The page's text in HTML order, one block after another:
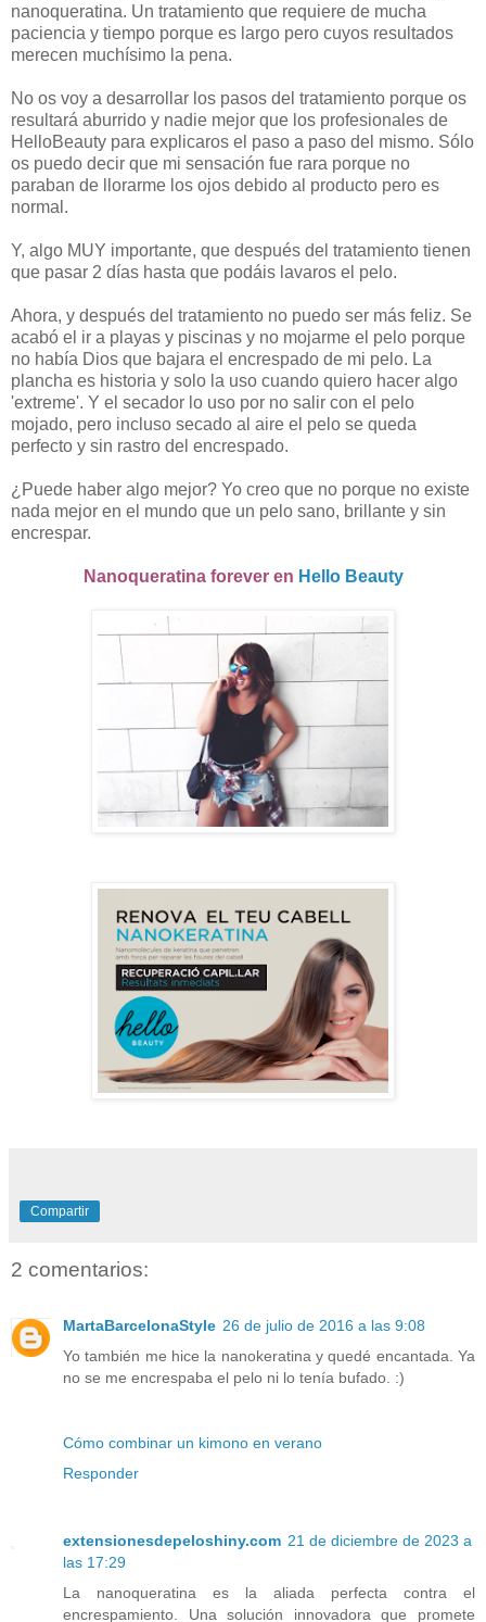
nanoqueratina. Un tratamiento que requiere de mucha
paciencia y tiempo porque es largo pero cuyos resultados
merecen muchísimo la pena.
No os voy a desarrollar los pasos del tratamiento porque os
resultará aburrido y nadie mejor que los profesionales de
HelloBeauty para explicaros el paso a paso del mismo. Sólo
os puedo decir que mi sensación fue rara porque no
paraban de llorarme los ojos debido al producto pero es
normal.
Y, algo MUY importante, que después del tratamiento tienen
que pasar 2 días hasta que podáis lavaros el pelo.
Ahora, y después del tratamiento no puedo ser más feliz. Se
acabó el ir a playas y piscinas y no mojarme el pelo porque
no había Dios que bajara el encrespado de mi pelo. La
plancha es historia y solo la uso cuando quiero hacer algo
'extreme'. Y el secador lo uso por no salir con el pelo
mojado, pero incluso secado al aire el pelo se queda
perfecto y sin rastro del encrespado.
¿Puede haber algo mejor? Yo creo que no porque no existe
nada mejor en el mundo que un pelo sano, brillante y sin
encrespar.
Nanoqueratina forever en Hello Beauty
Compartir
2 comentarios:
MartaBarcelonaStyle 26 de julio de 2016 a las 9:08
Yo también me hice la nanokeratina y quedé encantada. Ya
no se me encrespaba el pelo ni lo tenía bufado. :)
Cómo combinar un kimono en verano
Responder
extensionesdepeloshiny.com 21 de diciembre de 2023 a
las 17:29
La nanoqueratina es la aliada perfecta contra el
encrespamiento. Una solución innovadora que promete